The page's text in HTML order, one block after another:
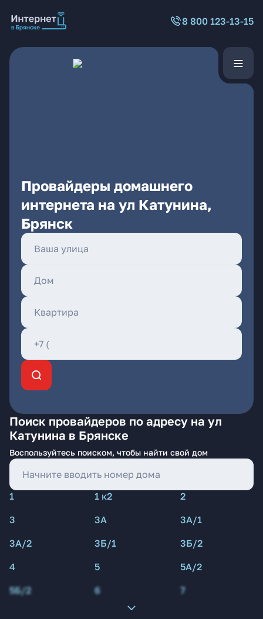
8 800 123-13-15
Провайдеры домашнего
интернета на ул Катунина,
Брянск
Поиск провайдеров по адресу на ул
Катунина в Брянске
Воспользуйтесь поиском, чтобы найти свой дом
1 1 к2
2
3
3А
3А/1
3А/2
3Б/1
3Б/2
4
5
5А/2
5Б/2
6 7